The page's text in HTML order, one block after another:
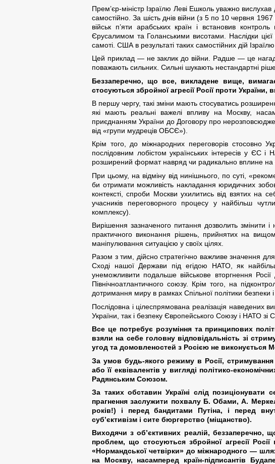
Прем’єр-міністр Ізраїлю Леві Ешколь уважно
самостійно. За шість днів війни (з 5 по 10 червня
військ п’яти арабських країн і встановив
Єрусалимом та Голанськими висотами. Наслідки цієї
самоті. США в результаті таких самостійних дій
Цей приклад — не заклик до війни. Радше — це
поважають сильних. Сильні шукають нестандартні
Беззаперечно, що все, викладене вище,
стосуються збройної агресії Росії проти України,
В першу чергу, такі зміни мають стосуватись
які мають реальні важелі впливу на Москву,
приєднанням України до Договору про
від «групи мудреців ОБСЄ»).
Крім того, до міжнародних переговорів стосовно
послідовним лобістом українських інтересів у ЄС
розширений формат навряд чи радикально вплине на
При цьому, на відміну від нинішнього, по суті,
би отримати можливість накладання юридичних
контексті, спроби Москви ухилитись від взятих на
учасників переговорного процесу у найбільш
комплексу).
Вирішення зазначеного питання дозволить змінити
практичного виконання рішень, прийнятих на
маніпулювання ситуацією у своїх цілях.
Разом з тим, дійсно стратегічно важливе значення
Сході нашої Держави під егідою НАТО, як
унеможливити подальше військове вторгнення
Північноатлантичного союзу. Крім того, на
дотримання миру в рамках Спільної політики безпеки
Послідовна і цілеспрямована реалізація наведених
України, так і безпеку Європейського Союзу і НАТО зі
Все це потребує розуміння та принципових
взяли на себе головну відповідальність зі
угод та домовленостей з Росією не виконується
За умов будь-якого режиму в Росії,
або її еквівалентів у вигляді політико-
Радянським Союзом.
За таких обставин Україні слід позиціонувати
прагнення заслужити похвалу Б. Обами, А.
років!) і перед бандитами Путіна, і перед
суб’єктивізм і сите бюргерство (міщанство).
Виходячи з об’єктивних реалій, беззаперечно,
проблем, що стосуються збройної агресії
«Нормандської четвірки» до міжнародного —
на Москву, насамперед країн-підписантів